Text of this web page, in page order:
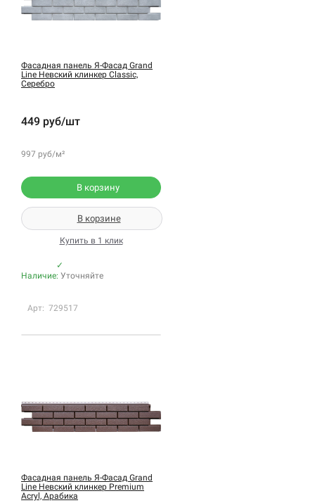
Фасадная панель Я-Фасад Grand
Line Невский клинкер Classic,
Серебро
449 руб/шт
997 руб/м²
В корзину
В корзине
Купить в 1 клик
✓
Наличие: Уточняйте
Арт: 729517
Фасадная панель Я-Фасад Grand
Line Невский клинкер Premium
Acryl, Арабика